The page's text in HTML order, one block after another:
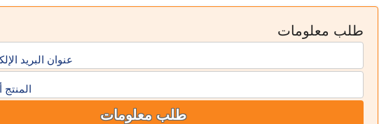
طلب معلومات
عنوان البريد
المنتج
طلب معلومات